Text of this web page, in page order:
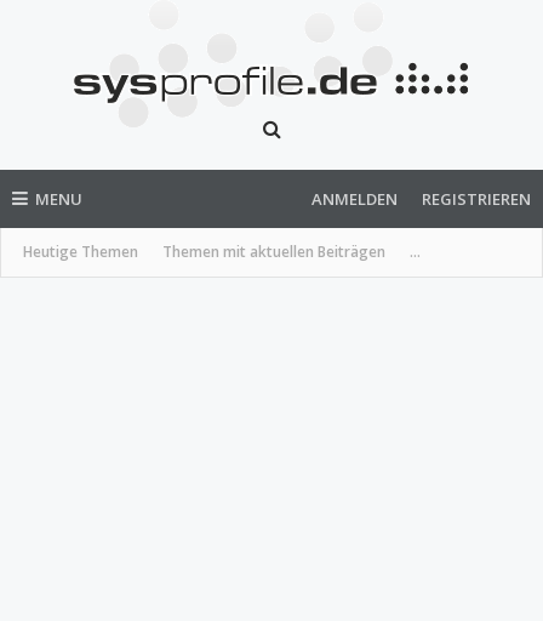
MENU
Heutige Themen Themen mit aktuellen Beiträgen ...
ANMELDEN REGISTRIEREN